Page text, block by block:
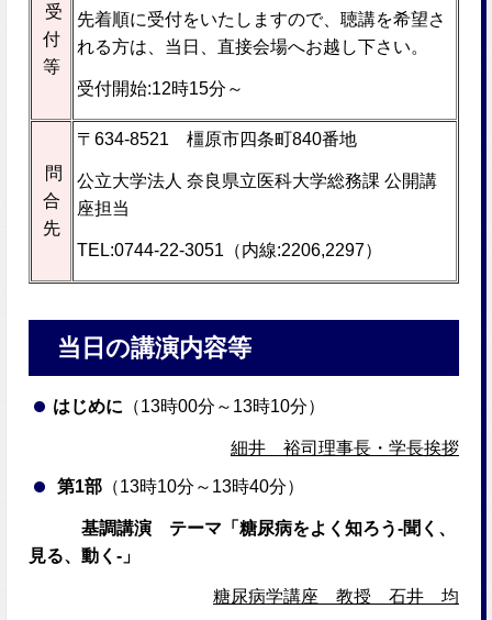
受
付
等
先着順に受付をいたしますので、聴講を希望さ
れる方は、当日、直接会場へお越し下さい。
受付開始:12時15分～
問
合
先
〒634-8521 橿原市四条町840番地
公立大学法人 奈良県立医科大学総務課 公開講
座担当
TEL:0744-22-3051（内線:2206,2297）
当日の講演内容等
はじめに （13時00分～13時10分）
細井 裕司理事長・学長挨拶
第1部 （13時10分～13時40分）
基調講演 テーマ「糖尿病をよく知ろう-聞く、
見る、動く-」
糖尿病学講座 教授 石井 均